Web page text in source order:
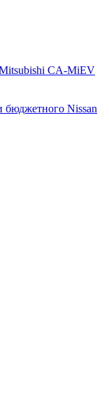
CA-MiEV
бюджетного Nissan